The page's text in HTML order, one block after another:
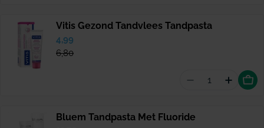
Vitis Gezond Tandvlees Tandpasta
Verkoopprijs
4,99
Normale
prijs
6,80
Aantal
Bluem Tandpasta Met Fluoride